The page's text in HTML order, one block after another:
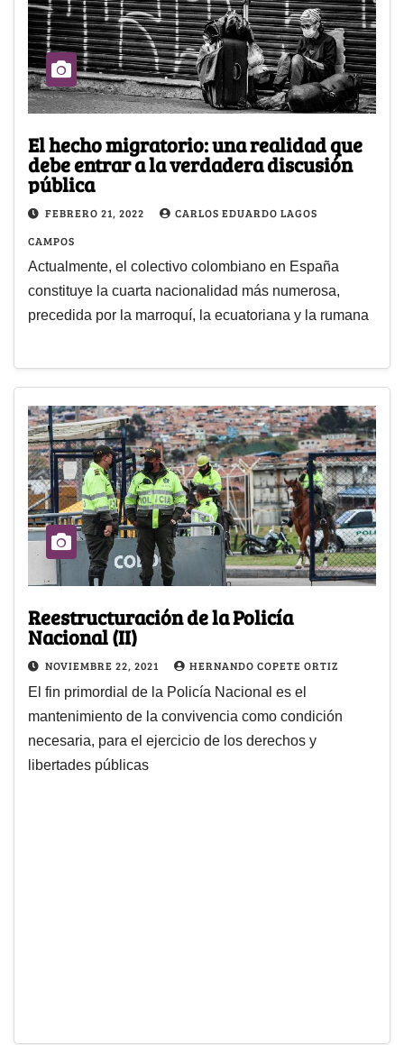
El hecho migratorio: una realidad que
debe entrar a la verdadera discusión
pública
FEBRERO 21, 2022
CARLOS EDUARDO LAGOS
CAMPOS
Actualmente, el colectivo colombiano en España
constituye la cuarta nacionalidad más numerosa,
precedida por la marroquí, la ecuatoriana y la rumana
Reestructuración de la Policía
Nacional (II)
NOVIEMBRE 22, 2021 HERNANDO COPETE ORTIZ
El fin primordial de la Policía Nacional es el
mantenimiento de la convivencia como condición
necesaria, para el ejercicio de los derechos y
libertades públicas